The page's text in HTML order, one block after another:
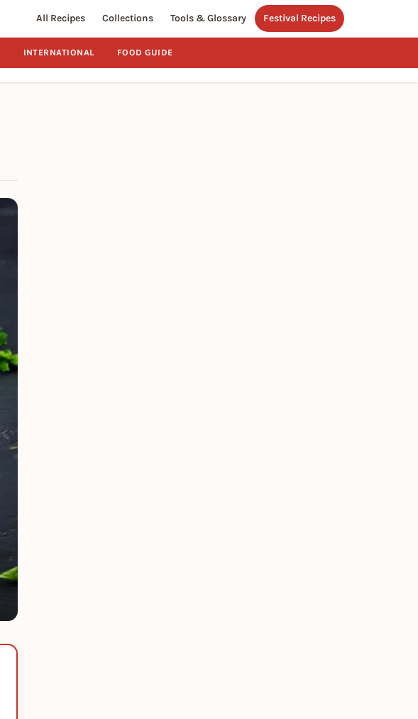
All Recipes Collections Tools & Glossary Festival Recipes
INTERNATIONAL FOOD GUIDE